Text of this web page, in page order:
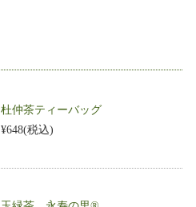
杜仲茶ティーバッグ
¥648(税込)